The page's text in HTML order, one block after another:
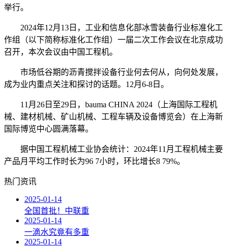
举行。
2024年12月13日，工业和信息化部冰雪装备行业标准化工
作组（以下简称标准化工作组）一届二次工作会议在北京成功
召开，本次会议由中国工程机。
市场低谷期的沥青搅拌设备行业何去何从，向何处发展，
成为业内重点关注和探讨的话题。12月6-8日。
11月26日至29日，bauma CHINA 2024（上海国际工程机
械、建材机械、矿山机械、工程车辆及设备博览会）在上海新
国际博览中心圆满落幕。
据中国工程机械工业协会统计：2024年11月工程机械主要
产品月平均工作时长为96 7小时，环比增长8 79%。
热门资讯
2025-01-14
全国首批！中联重
2025-01-14
一滴水究竟有多重
2025-01-14